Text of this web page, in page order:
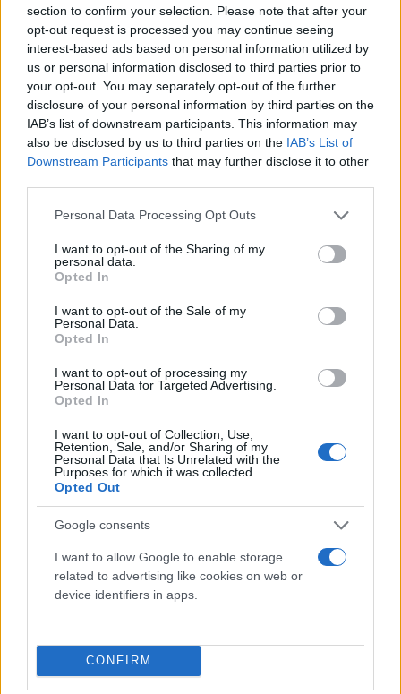
section to confirm your selection. Please note that after your
opt-out request is processed you may continue seeing
interest-based ads based on personal information utilized by
us or personal information disclosed to third parties prior to
your opt-out. You may separately opt-out of the further
disclosure of your personal information by third parties on the
IAB’s list of downstream participants. This information may
also be disclosed by us to third parties on the IAB’s List of
Downstream Participants that may further disclose it to other
Please note that this website/app uses one or more Google
not limited to your visit or usage behaviour. You may click to
grant or deny consent to Google and its third-party tags to
use your data for below specified purposes in below Google
consent section.
Personal Data Processing Opt Outs
I want to opt-out of the Sharing of my
personal data.
Opted In
I want to opt-out of the Sale of my
Personal Data.
Opted In
I want to opt-out of processing my
Personal Data for Targeted Advertising.
Opted In
I want to opt-out of Collection, Use,
Retention, Sale, and/or Sharing of my
Personal Data that Is Unrelated with the
Purposes for which it was collected.
Opted Out
Google consents
I want to allow Google to enable storage
related to advertising like cookies on web or
device identifiers in apps.
CONFIRM
Οι πρώτες αγώνες θα γίνουν στις 18 Αυγούστου. Οι
επαναληπτικοί θα διεξαχθούν στις 25 του ίδιου
Η κλήρωση των ελληνικών ομάδων